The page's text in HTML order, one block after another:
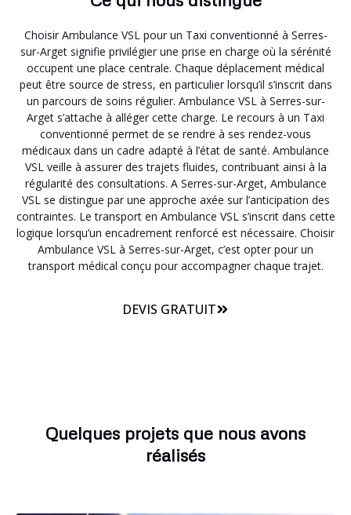
Choisir Ambulance VSL pour un Taxi conventionné à Serres-
sur-Arget signifie privilégier une prise en charge où la sérénité
occupent une place centrale. Chaque déplacement médical
peut être source de stress, en particulier lorsqu’il s’inscrit dans
un parcours de soins régulier. Ambulance VSL à Serres-sur-
Arget s’attache à alléger cette charge. Le recours à un Taxi
conventionné permet de se rendre à ses rendez-vous
médicaux dans un cadre adapté à l’état de santé. Ambulance
VSL veille à assurer des trajets fluides, contribuant ainsi à la
régularité des consultations. A Serres-sur-Arget, Ambulance
VSL se distingue par une approche axée sur l’anticipation des
contraintes. Le transport en Ambulance VSL s’inscrit dans cette
logique lorsqu’un encadrement renforcé est nécessaire. Choisir
Ambulance VSL à Serres-sur-Arget, c’est opter pour un
transport médical conçu pour accompagner chaque trajet.
DEVIS GRATUIT
Quelques projets que nous avons
réalisés